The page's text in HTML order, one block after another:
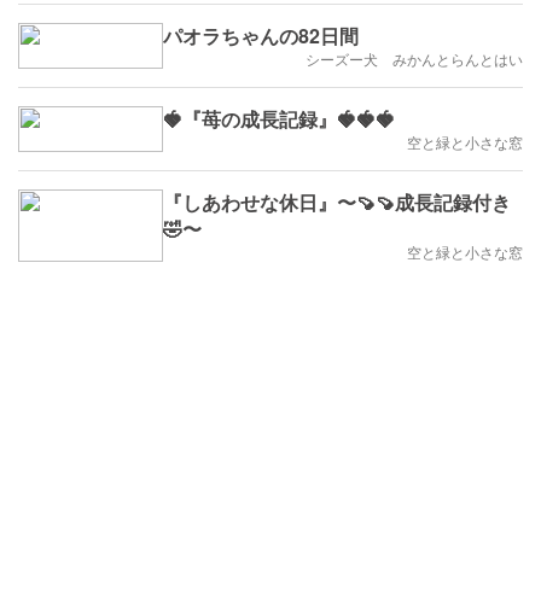
パオラちゃんの82日間
シーズー犬 みかんとらんとはい
🍓『苺の成長記録』🍓🍓🍓
空と緑と小さな窓
『しあわせな休日』〜🍠🍠成長記録付き
🤣〜
空と緑と小さな窓